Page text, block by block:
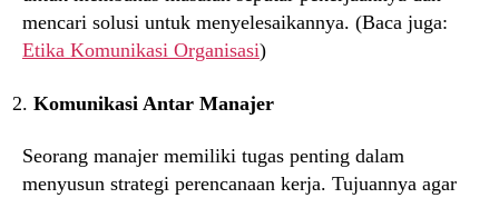
mencari solusi untuk menyelesaikannya. (Baca juga:
Etika Komunikasi Organisasi)
Komunikasi Antar Manajer
Seorang manajer memiliki tugas penting dalam
menyusun strategi perencanaan kerja. Tujuannya agar